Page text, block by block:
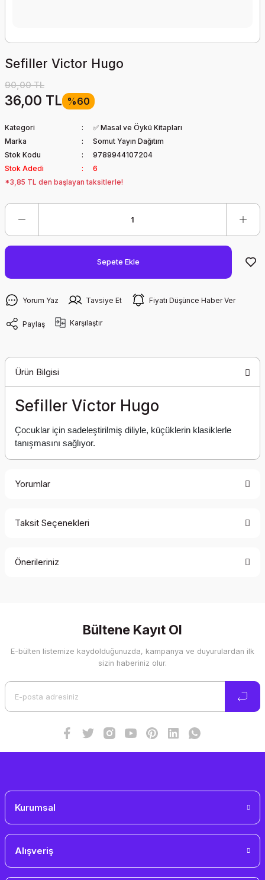
Sefiller Victor Hugo
90,00 TL
36,00 TL %60
Kategori
✅ Masal ve Öykü Kitapları
Marka
Somut Yayın Dağıtım
Stok Kodu
9789944107204
Stok Adedi
6
*3,85 TL den başlayan taksitlerle!
Sepete Ekle
Yorum Yaz Tavsiye Et Fiyatı Düşünce Haber Ver
Paylaş Karşılaştır
Ürün Bilgisi
Sefiller Victor Hugo
Çocuklar için sadeleştirilmiş diliyle, küçüklerin klasiklerle
tanışmasını sağlıyor.
Yorumlar
Taksit Seçenekleri
Önerileriniz
Görüş ve önerileriniz için teşekkür ederiz.
Ürün resmi kalitesiz, bozuk veya görüntülenemiyor.
Bültene Kayıt Ol
E-bülten listemize kaydolduğunuzda, kampanya ve duyurulardan ilk
sizin haberiniz olur.
Kurumsal
Alışveriş